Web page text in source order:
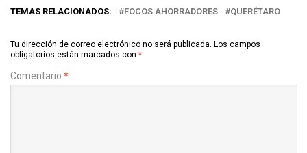
TEMAS RELACIONADOS: FOCOS AHORRADORES QUERÉTARO
Tu dirección de correo electrónico no será publicada. Los campos
obligatorios están marcados con *
Comentario *